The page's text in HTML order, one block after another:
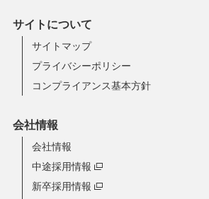
サイトについて
サイトマップ
プライバシーポリシー
コンプライアンス基本方針
会社情報
会社情報
中途採用情報
新卒採用情報